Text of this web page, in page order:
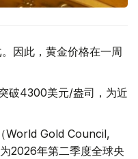
因此，黄金价格在一周
破4300美元/盎司，为近
World Gold Council,
2026年第二季度全球央